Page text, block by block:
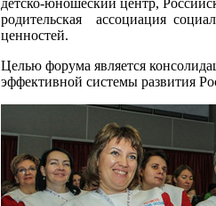
детско-юношеский центр,
родительская ассоциация
ценностей.
Целью форума является
эффективной системы развития